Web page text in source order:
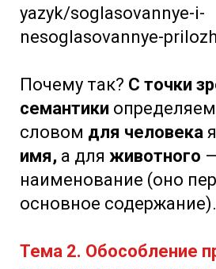
yazyk/soglasovannye-i-
nesoglasovannye-
Почему так? С точки
семантики
словом для человека
имя, а для животного
наименование (оно
основное содержание).
Тема 2. Обособление